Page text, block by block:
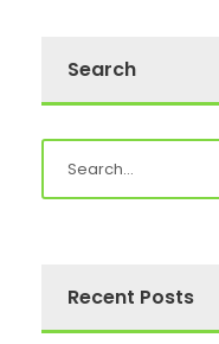
Search
Recent Posts